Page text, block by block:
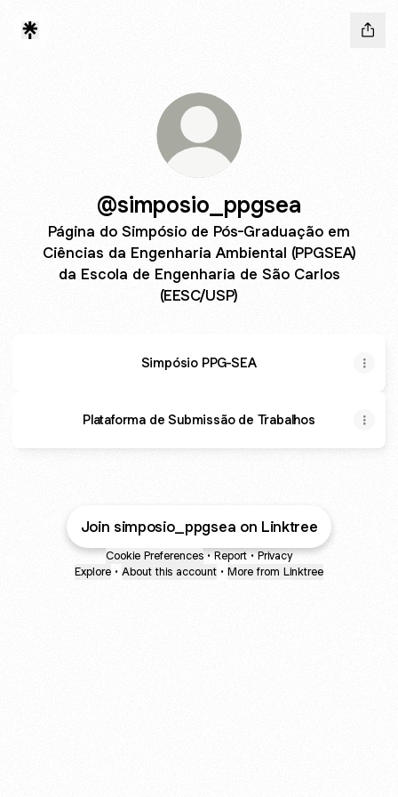
@simposio_ppgsea
Página do Simpósio de Pós-Graduação em
Ciências da Engenharia Ambiental (PPGSEA)
da Escola de Engenharia de São Carlos
(EESC/USP)
Simpósio PPG-SEA
Plataforma de Submissão de Trabalhos
Join simposio_ppgsea on Linktree
Cookie Preferences • Report • Privacy
Explore • About this account • More from Linktree